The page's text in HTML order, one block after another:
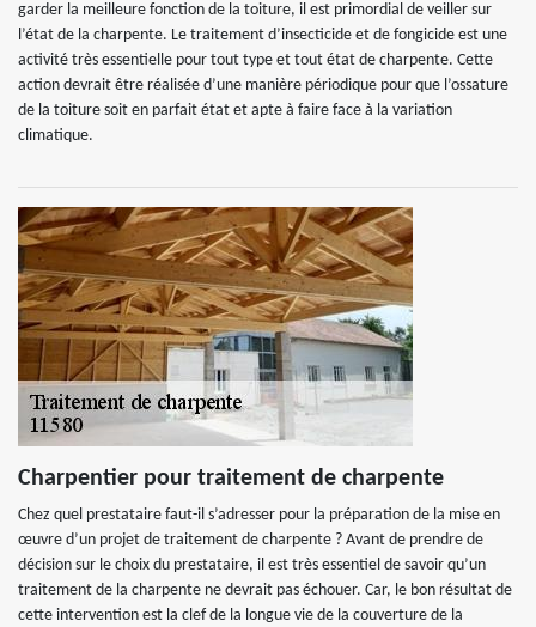
garder la meilleure fonction de la toiture, il est primordial de veiller sur
l’état de la charpente. Le traitement d’insecticide et de fongicide est une
activité très essentielle pour tout type et tout état de charpente. Cette
action devrait être réalisée d’une manière périodique pour que l’ossature
de la toiture soit en parfait état et apte à faire face à la variation
climatique.
Charpentier pour traitement de charpente
Chez quel prestataire faut-il s’adresser pour la préparation de la mise en
œuvre d’un projet de traitement de charpente ? Avant de prendre de
décision sur le choix du prestataire, il est très essentiel de savoir qu’un
traitement de la charpente ne devrait pas échouer. Car, le bon résultat de
cette intervention est la clef de la longue vie de la couverture de la